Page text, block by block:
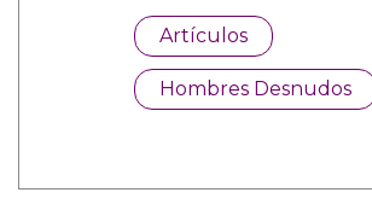
Artículos
Hombres Desnudos